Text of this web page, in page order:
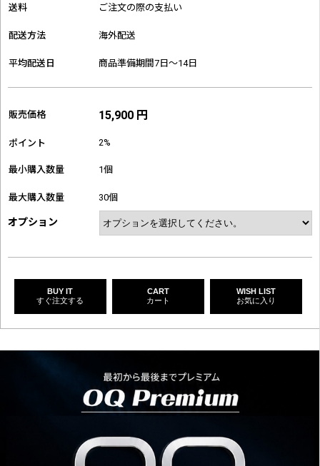
送料 ご注文の際の支払い
配送方法 海外配送
平均配送日 商品準備期間7日～14日
販売価格 15,900 円
ポイント 2%
最小購入数量 1個
最大購入数量 30個
オプション
BUY IT
すぐ注文する
CART
カート
WISH LIST
お気に入り